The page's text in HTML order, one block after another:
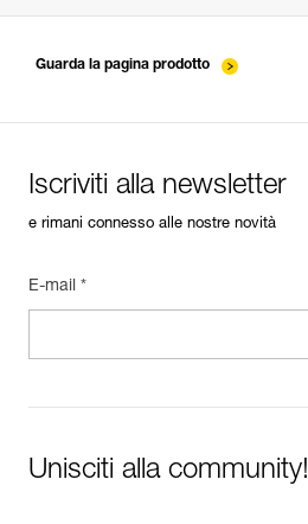
Guarda la pagina prodotto
Iscriviti alla newsletter
e rimani connesso alle nostre novità
E-mail *
Unisciti alla community!